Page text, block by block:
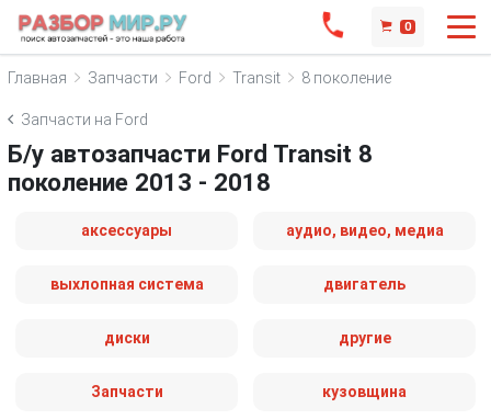
0
Главная Запчасти Ford Transit 8 поколение
Запчасти на Ford
Б/у автозапчасти Ford Transit 8
поколение 2013 - 2018
аксессуары аудио, видео, медиа
выхлопная система двигатель
диски другие
Запчасти кузовщина